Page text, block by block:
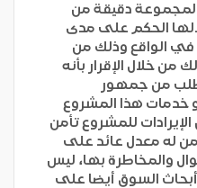
لمجموعة دقيقة من
الحكم على مدى
في الواقع وذلك من
من خلال الإقرار بأنه
من جمهور
هذا المشروع
للمشروع تأمن
له معدل عائد على
والمخاطرة بها، ليس
السوق أيضا على